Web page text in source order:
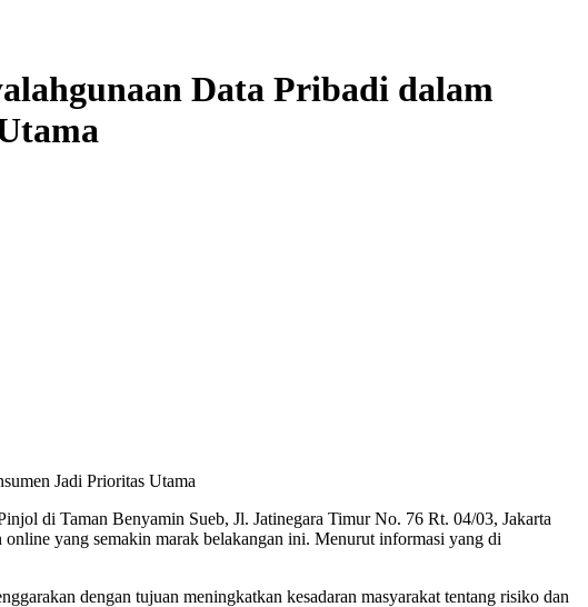
Data Pribadi dalam
Jadi Prioritas Utama
di Taman Benyamin Sueb, Jl. Jatinegara Timur No. 76 Rt. 04/03, Jakarta
yang semakin marak belakangan ini. Menurut informasi yang di
dengan tujuan meningkatkan kesadaran masyarakat tentang risiko dan